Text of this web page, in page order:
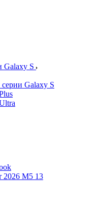
Galaxy S
Galaxy S
2026 M5 13